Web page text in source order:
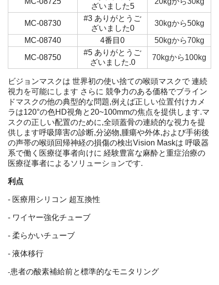
ざいました5
MC-08730
#3 ありがとうご
ざいました0
30kgから50kg
MC-08740 4番目0 50kgから70kg
MC-08750
#5 ありがとうご
ざいました.0
70kgから100kg
ビジョンマスクは 世界初の使い捨ての喉頭マスクで 連続
視力を可能にします さらに 競争力のある価格でブライン
ドマスクの他の典型的な問題,例えば正しい位置付けカメ
ラは120°の色HD視角と20~100mmの焦点を提供します.マ
スクの正しい配置のために,全頭蓋骨の連続的な視力を提
供します呼吸障害の診断,分泌物,腫瘍や外体,および手術後
の声帯の喉頭回帰神経の損傷の検出Vision Maskは 呼吸器
系で働く医療従事者向けに 経験豊富な麻酔と重症治療の
医療従事者によるソリューションです.
利点
- 医療用シリコン 超互換性
- ワイヤー強化チューブ
- 柔らかいチューブ
- 液体移行
-患者の酸素補給前と標準的なモニタリング